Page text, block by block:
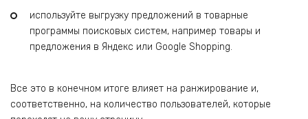
используйте выгрузку предложений в товарные
программы поисковых систем, например товары и
предложения в Яндекс или Google Shopping.
Все это в конечном итоге влияет на ранжирование и,
соответственно, на количество пользователей, которые